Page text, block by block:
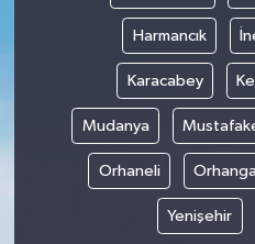
Harmancık
Karacabey
Mudanya
Orhaneli
Yenişehir